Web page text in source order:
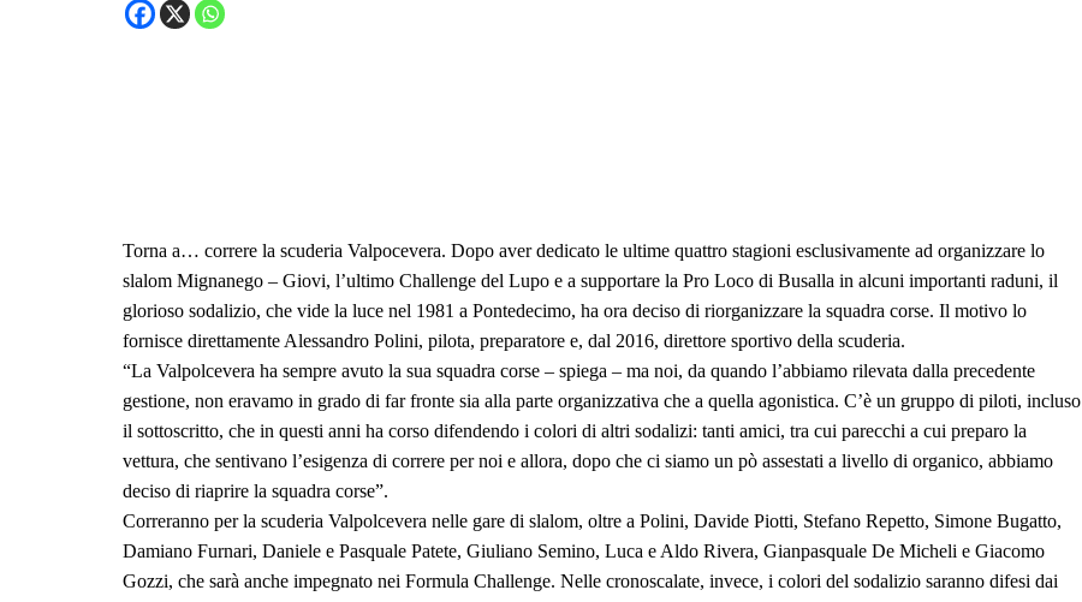
Torna a… correre la scuderia Valpocevera. Dopo aver dedicato le ultime quattro stagioni esclusivamente ad organizzare lo
slalom Mignanego – Giovi, l’ultimo Challenge del Lupo e a supportare la Pro Loco di Busalla in alcuni importanti raduni, il
glorioso sodalizio, che vide la luce nel 1981 a Pontedecimo, ha ora deciso di riorganizzare la squadra corse. Il motivo lo
fornisce direttamente Alessandro Polini, pilota, preparatore e, dal 2016, direttore sportivo della scuderia.
“La Valpolcevera ha sempre avuto la sua squadra corse – spiega – ma noi, da quando l’abbiamo rilevata dalla precedente
gestione, non eravamo in grado di far fronte sia alla parte organizzativa che a quella agonistica. C’è un gruppo di piloti, incluso
il sottoscritto, che in questi anni ha corso difendendo i colori di altri sodalizi: tanti amici, tra cui parecchi a cui preparo la
vettura, che sentivano l’esigenza di correre per noi e allora, dopo che ci siamo un pò assestati a livello di organico, abbiamo
deciso di riaprire la squadra corse”.
Correranno per la scuderia Valpolcevera nelle gare di slalom, oltre a Polini, Davide Piotti, Stefano Repetto, Simone Bugatto,
Damiano Furnari, Daniele e Pasquale Patete, Giuliano Semino, Luca e Aldo Rivera, Gianpasquale De Micheli e Giacomo
Gozzi, che sarà anche impegnato nei Formula Challenge. Nelle cronoscalate, invece, i colori del sodalizio saranno difesi dai